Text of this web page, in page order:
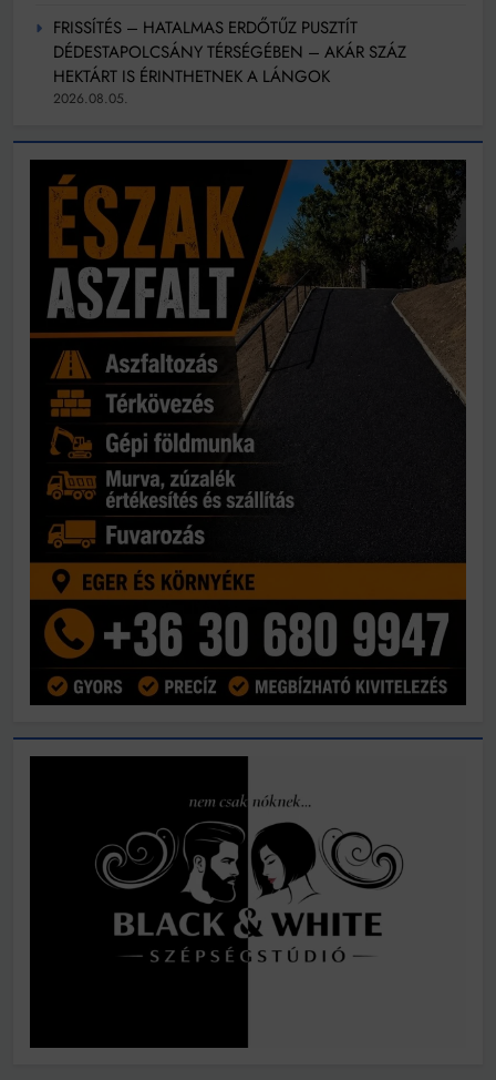
FRISSÍTÉS – HATALMAS ERDŐTŰZ PUSZTÍT
DÉDESTAPOLCSÁNY TÉRSÉGÉBEN – AKÁR SZÁZ
HEKTÁRT IS ÉRINTHETNEK A LÁNGOK
2026.08.05.